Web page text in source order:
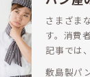
さまざま
す。消費
記事では
敷島製パ